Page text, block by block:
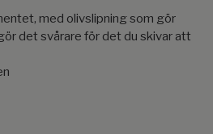
med olivslipning som gör
det svårare för det du skivar att